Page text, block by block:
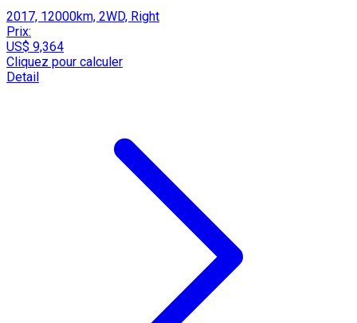
2017, 12000km, 2WD, Right
Prix:
US$ 9,364
Cliquez pour calculer
Detail